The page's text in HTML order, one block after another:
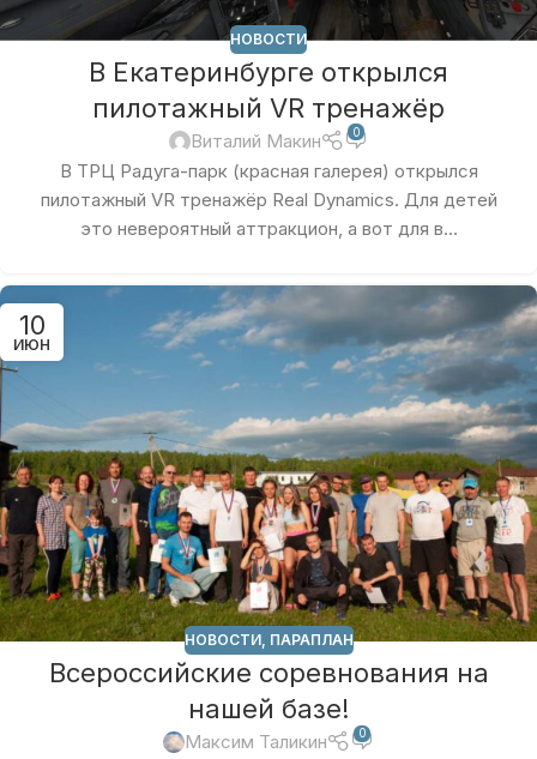
НОВОСТИ
В Екатеринбурге открылся
пилотажный VR тренажёр
Виталий Макин 0
В ТРЦ Радуга-парк (красная галерея) открылся
пилотажный VR тренажёр Real Dynamics. Для детей
это невероятный аттракцион, а вот для в...
10
ИЮН
НОВОСТИ, ПАРАПЛАН
Всероссийские соревнования на
нашей базе!
Максим Таликин 0